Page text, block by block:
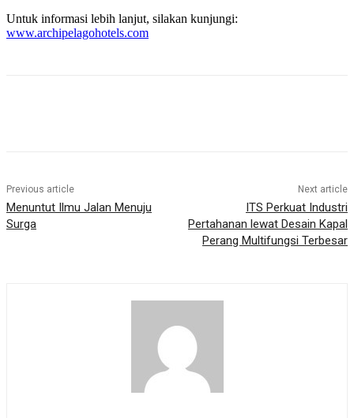
Untuk informasi lebih lanjut, silakan kunjungi:
www.archipelagohotels.com
Previous article
Menuntut Ilmu Jalan Menuju
Surga
Next article
ITS Perkuat Industri
Pertahanan lewat Desain Kapal
Perang Multifungsi Terbesar